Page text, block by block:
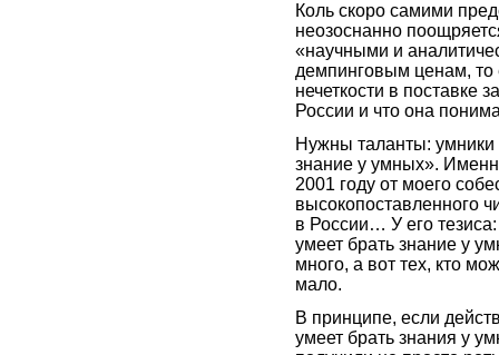
Коль скоро самими
неозоснанно
«научными и
демпинговым ценам, то
нечеткости в поставке
России и что она
Нужны таланты:
знание у умных».
2001 году от моего
высокопоставленного
в России… У его
умеет брать знание у
много, а вот тех, кто
мало.
В принципе, если
умеет брать знания у